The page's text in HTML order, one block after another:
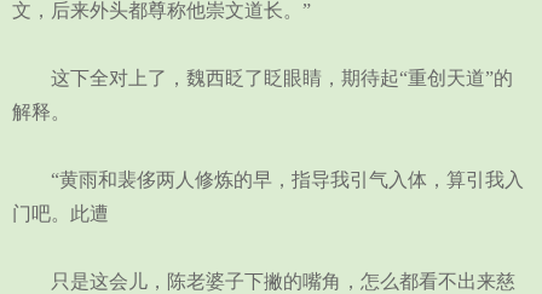
文，后来外头都尊称他崇文道长。”
这下全对上了，魏西眨了眨眼睛，期待起“重创天道”的
解释。
“黄雨和裴侈两人修炼的早，指导我引气入体，算引我入
门吧。此遭
只是这会儿，陈老婆子下撇的嘴角，怎么都看不出来慈